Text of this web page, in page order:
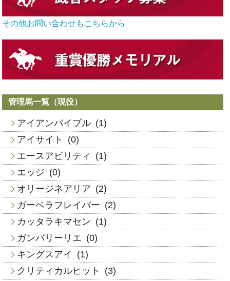
その他お問い合わせもこちらから
管理馬一覧（現役）
アイアンバイブル (1)
アイサイト
(0)
エースアビリティ
(1)
エッジ (0)
オリージネアリア (2)
ガーベラフレイバー (2)
カッタラキマセン (1)
ガンバリーリエ (0)
キングスアイ
(1)
クリティカルヒット
(3)